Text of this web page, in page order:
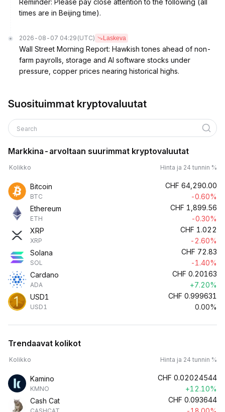
Reminder: Please pay close attention to the following (all
times are in Beijing time).
2026-08-07 04:29 (UTC) Laskeva
Wall Street Morning Report: Hawkish tones ahead of non-
farm payrolls, storage and AI software stocks under
pressure, copper prices nearing historical highs.
Suosituimmat kryptovaluutat
Search
Markkina-arvoltaan suurimmat kryptovaluutat
Kolikko Hinta ja 24 tunnin %
Bitcoin
BTC
CHF 64,290.00
-0.60%
Ethereum
ETH
CHF 1,899.56
-0.30%
XRP
XRP
CHF 1.022
-2.60%
Solana
SOL
CHF 72.83
-1.40%
Cardano
ADA
CHF 0.20163
+7.20%
USD1
USD1
CHF 0.999631
0.00%
Trendaavat kolikot
Kolikko Hinta ja 24 tunnin %
Kamino
KMNO
CHF 0.02024544
+12.10%
Cash Cat
CHF 0.093644